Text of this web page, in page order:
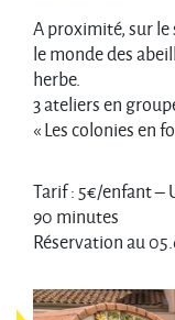
A proximité, sur le
le monde des
herbe.
3 ateliers en
« Les colonies en
Tarif : 5€/enfant –
90 minutes
Réservation au